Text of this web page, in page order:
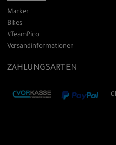
Marken
Bikes
#TeamPico
Versandinformationen
ZAHLUNGSARTEN